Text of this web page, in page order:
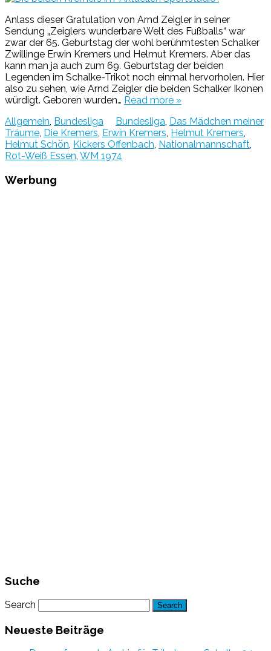
Anlass dieser Gratulation von Arnd Zeigler in seiner
Sendung „Zeiglers wunderbare Welt des Fußballs“ war
zwar der 65. Geburtstag der wohl berühmtesten Schalker
Zwillinge Erwin Kremers und Helmut Kremers. Aber das
kann man ja auch zum 69. Geburtstag der beiden
Legenden im Schalke-Trikot noch einmal hervorholen. Hier
also zu sehen, wie Arnd Zeigler die beiden Schalker Ikonen
würdigt. Geboren wurden… Read more »
Allgemein, Bundesliga Bundesliga, Das Mädchen meiner
Träume, Die Kremers, Erwin Kremers, Helmut Kremers,
Helmut Schön, Kickers Offenbach, Nationalmannschaft,
Rot-Weiß Essen, WM 1974
Werbung
Suche
Search
Neueste Beiträge